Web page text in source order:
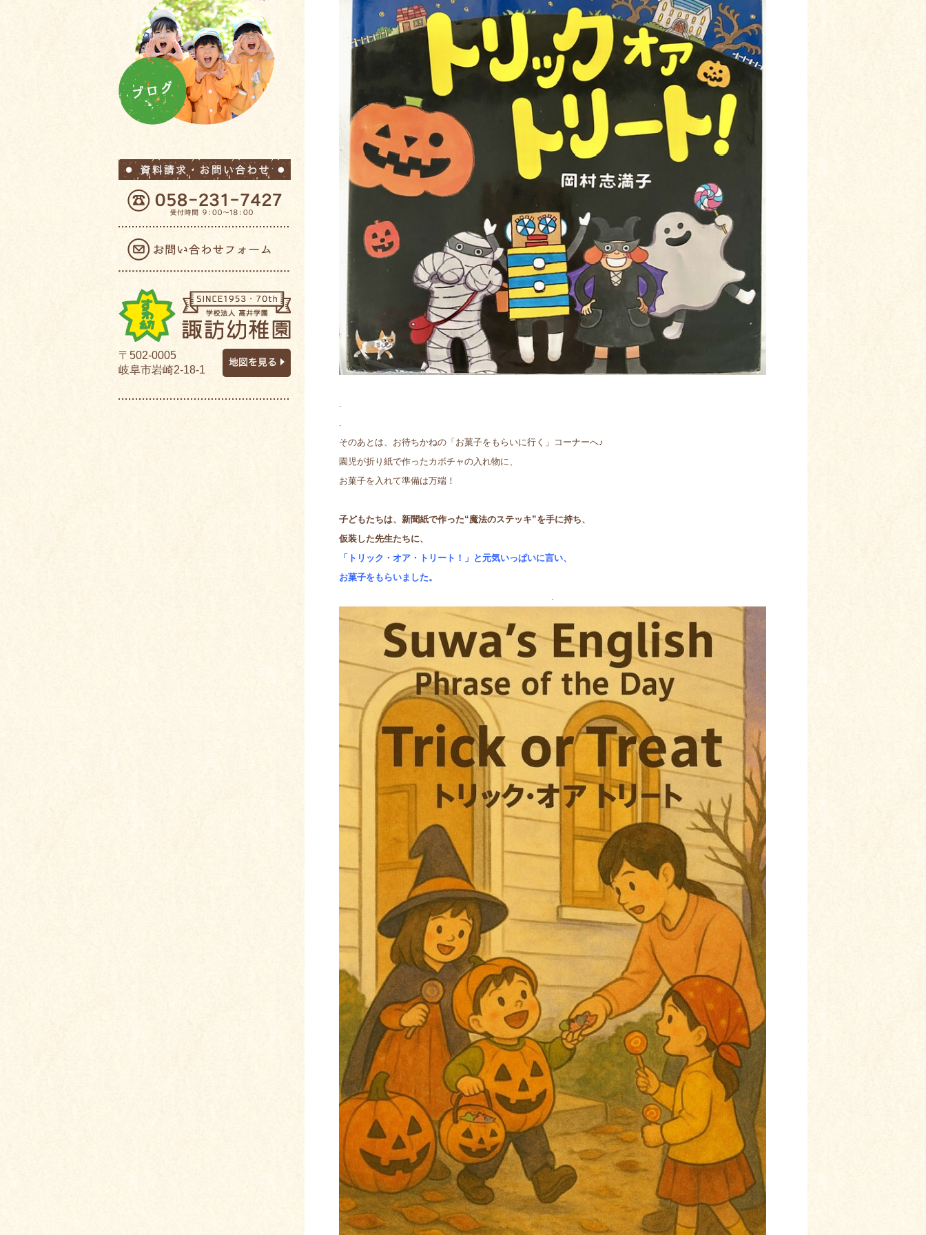
〒502-0005
岐阜市岩崎2-18-1
そのあとは、お待ちかねの「お菓子をもらいに行く」コーナーへ♪
園児が折り紙で作ったカボチャの入れ物に、
お菓子を入れて準備は万端！
子どもたちは、新聞紙で作った“魔法のステッキ”を手に持ち、
仮装した先生たちに、
「トリック・オア・トリート！」と元気いっぱいに言い、
お菓子をもらいました。